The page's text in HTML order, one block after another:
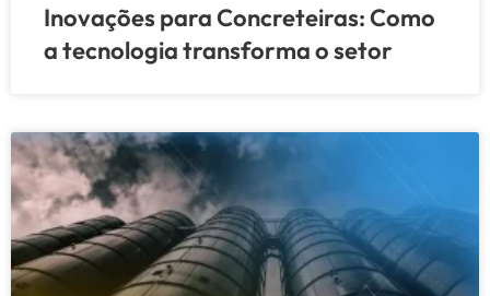
Inovações para Concreteiras: Como
a tecnologia transforma o setor